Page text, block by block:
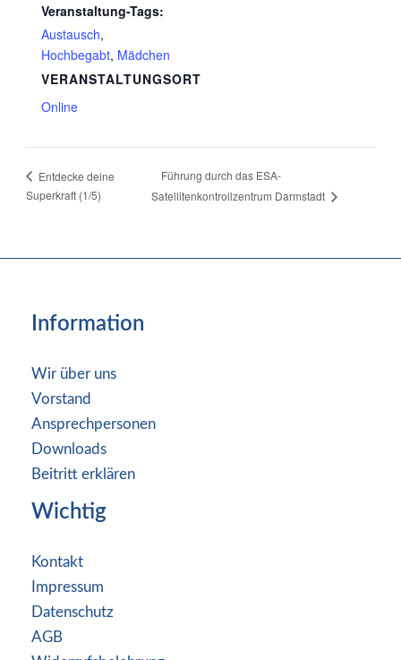
Veranstaltung-Tags:
Austausch,
Hochbegabt, Mädchen
VERANSTALTUNGSORT
Online
Entdecke deine
Superkraft (1/5)
Führung durch das ESA-
Satellitenkontrollzentrum Darmstadt
Information
Wir über uns
Vorstand
Ansprechpersonen
Downloads
Beitritt erklären
Wichtig
Kontakt
Impressum
Datenschutz
AGB